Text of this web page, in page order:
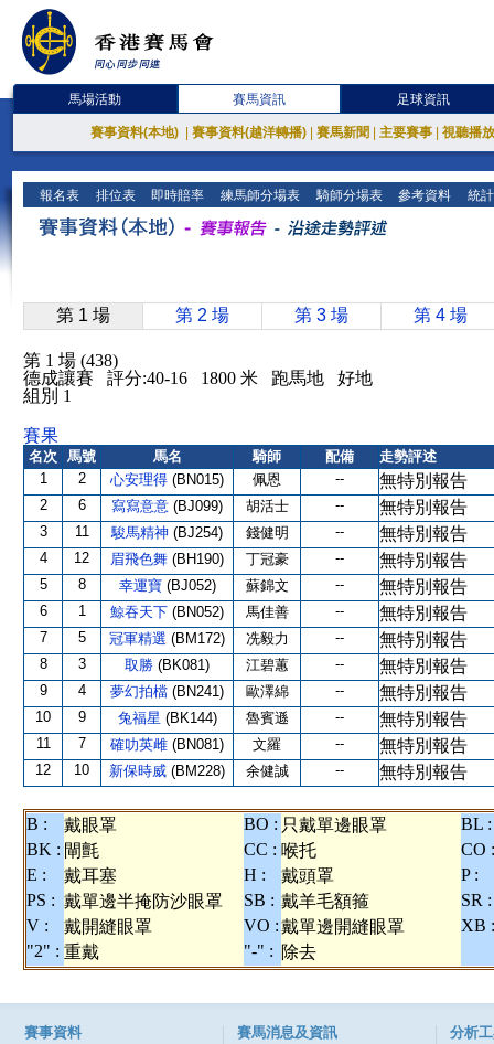
馬場活動 賽馬資訊 足球資訊
賽事資料(本地) 賽事資料(越洋轉播) 賽馬新聞 主要賽事 視聽播
報名表 排位表 即時賠率 練馬師分場表 騎師分場表 參考資料 統
第 1 場 第 2 場 第 3 場 第 4 場
第 1 場 (438)
德成讓賽 評分:40-16 1800 米 跑馬地 好地
組別 1
賽果
名次 馬號 馬名 騎師 配備
走勢評述
1
2 心安理得 (BN015) 佩恩 -- 無特別報告
2 6 寫寫意意 (BJ099) 胡活士 -- 無特別報告
3 11 駿馬精神 (BJ254) 錢健明 -- 無特別報告
4 12 眉飛色舞 (BH190) 丁冠豪 -- 無特別報告
5 8 幸運寶 (BJ052) 蘇錦文 -- 無特別報告
6 1 鯨吞天下 (BN052) 馬佳善 -- 無特別報告
7 5 冠軍精選 (BM172) 冼毅力 -- 無特別報告
8 3 取勝 (BK081) 江碧蕙 -- 無特別報告
9 4 夢幻拍檔 (BN241) 歐澤綿 -- 無特別報告
10 9 兔福星 (BK144) 魯賓遜 -- 無特別報告
11 7 確叻英雌 (BN081) 文羅 -- 無特別報告
12 10 新保時威 (BM228) 余健誠 -- 無特別報告
B : 戴眼罩 BO : 只戴單邊眼罩
BL :
BK : 閘氈 CC : 喉托
CO :
E :
戴耳塞 H : 戴頭罩
P :
PS : 戴單邊半掩防沙眼罩 SB : 戴羊毛額箍
SR :
V :
戴開縫眼罩 VO :戴單邊開縫眼罩
XB :
"2" : 重戴 "-" : 除去
賽事資料 賽馬消息及資訊 分析